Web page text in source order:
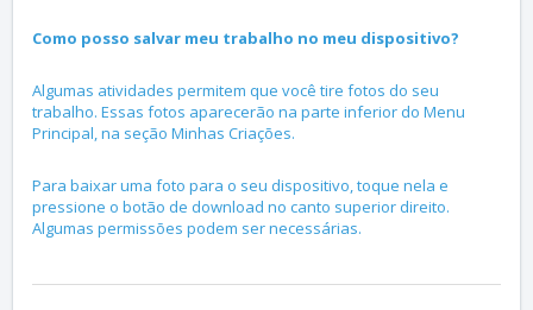
Como posso salvar meu trabalho no meu dispositivo?
Algumas atividades permitem que você tire fotos do seu
trabalho. Essas fotos aparecerão na parte inferior do Menu
Principal, na seção Minhas Criações.
Para baixar uma foto para o seu dispositivo, toque nela e
pressione o botão de download no canto superior direito.
Algumas permissões podem ser necessárias.